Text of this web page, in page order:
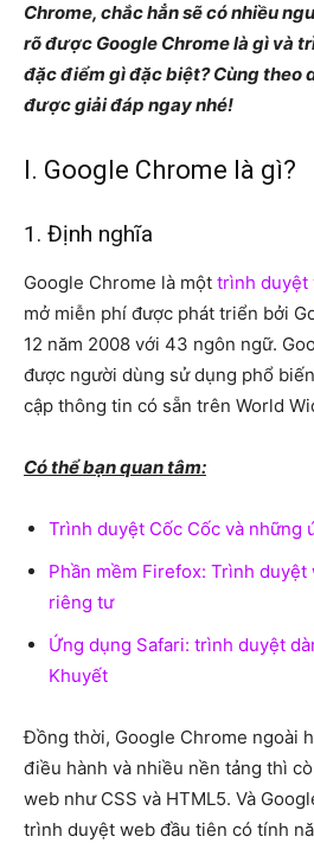
Chrome, chắc hẳn sẽ có nhiều
rõ được Google Chrome là gì và
đặc điểm gì đặc biệt? Cùng theo
được giải đáp ngay nhé!
I. Google Chrome là gì?
1. Định nghĩa
Google Chrome là một trình duyệt
mở miễn phí được phát triển bởi
12 năm 2008 với 43 ngôn ngữ.
được người dùng sử dụng phổ
cập thông tin có sẵn trên World
Có thể bạn quan tâm:
Trình duyệt Cốc Cốc và những
Phần mềm Firefox: Trình duyệt
riêng tư
Ứng dụng Safari: trình duyệt
Khuyết
Đồng thời, Google Chrome ngoài
điều hành và nhiều nền tảng thì
web như CSS và HTML5. Và
trình duyệt web đầu tiên có tính